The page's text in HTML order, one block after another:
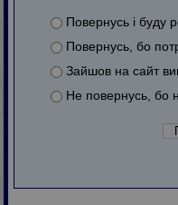
Повернусь і буду
Повернусь, бо
Зайшов на сайт
Не повернусь, бо